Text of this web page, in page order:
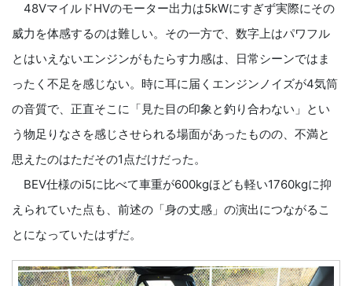
48VマイルドHVのモーター出力は5kWにすぎず実際にその
威力を体感するのは難しい。その一方で、数字上はパワフル
とはいえないエンジンがもたらす力感は、日常シーンではま
ったく不足を感じない。時に耳に届くエンジンノイズが4気筒
の音質で、正直そこに「見た目の印象と釣り合わない」とい
う物足りなさを感じさせられる場面があったものの、不満と
思えたのはただその1点だけだった。
BEV仕様のi5に比べて車重が600kgほども軽い1760kgに抑
えられていた点も、前述の「身の丈感」の演出につながるこ
とになっていたはずだ。